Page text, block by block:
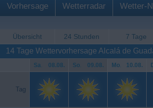
Vorhersage Wetterradar Wetter-
Übersicht 24 Stunden 7 Tage
14 Tage Wettervorhersage Alcalá de
Sa. 08.08. So. 09.08. Mo. 10.08.
Tag